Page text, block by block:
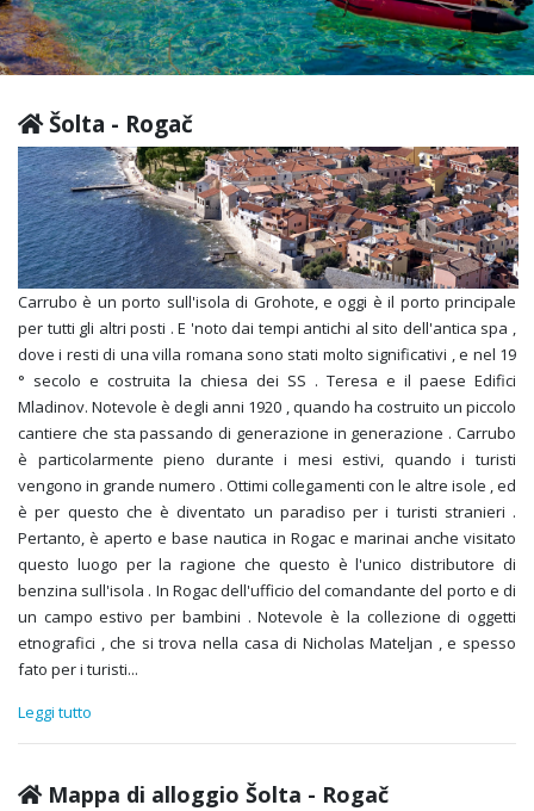
Šolta - Rogač
Carrubo è un porto sull'isola di Grohote, e oggi è il porto principale
per tutti gli altri posti . E 'noto dai tempi antichi al sito dell'antica spa ,
dove i resti di una villa romana sono stati molto significativi , e nel 19
° secolo e costruita la chiesa dei SS . Teresa e il paese Edifici
Mladinov. Notevole è degli anni 1920 , quando ha costruito un piccolo
cantiere che sta passando di generazione in generazione . Carrubo
è particolarmente pieno durante i mesi estivi, quando i turisti
vengono in grande numero . Ottimi collegamenti con le altre isole , ed
è per questo che è diventato un paradiso per i turisti stranieri .
Pertanto, è aperto e base nautica in Rogac e marinai anche visitato
questo luogo per la ragione che questo è l'unico distributore di
benzina sull'isola . In Rogac dell'ufficio del comandante del porto e di
un campo estivo per bambini . Notevole è la collezione di oggetti
etnografici , che si trova nella casa di Nicholas Mateljan , e spesso
fato per i turisti...
Leggi tutto
Mappa di alloggio Šolta - Rogač